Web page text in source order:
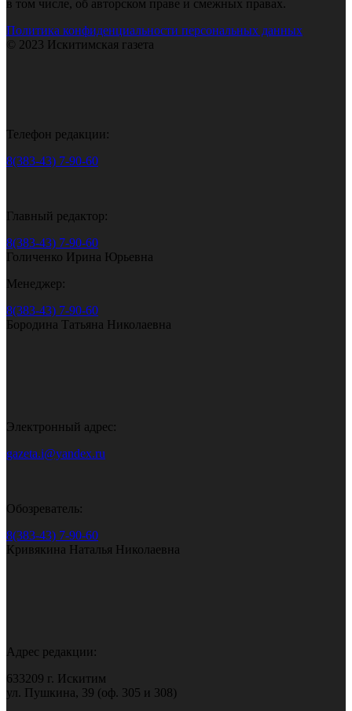
в том числе, об авторском праве и смежных правах.
Политика конфиденциальности персональных данных
© 2023 Искитимская газета
Телефон редакции:
8(383-43) 7-90-60
Главный редактор:
8(383-43) 7-90-60
Голиченко Ирина Юрьевна
Менеджер:
8(383-43) 7-90-60
Бородина Татьяна Николаевна
Электронный адрес:
gazeta.i@yandex.ru
Обозреватель:
8(383-43) 7-90-60
Кривякина Наталья Николаевна
Адрес редакции:
633209 г. Искитим
ул. Пушкина, 39 (оф. 305 и 308)